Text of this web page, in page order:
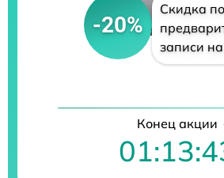
-20%
Скидка по
записи
Конец акции